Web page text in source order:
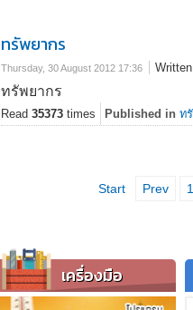
ทรัพยากร
Thursday, 30 August 2012 17:36
ทรัพยากร
Read 35373 times Published in ท
Start Prev 1
เครื่องมือ